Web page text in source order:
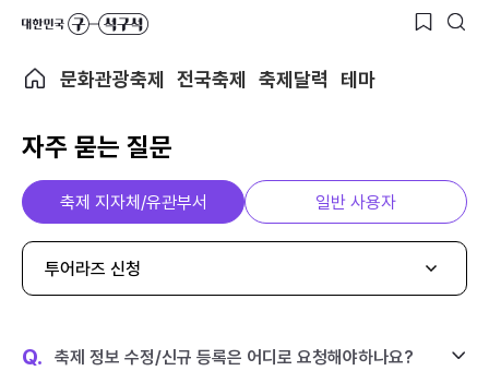
문화관광축제 전국축제 축제달력 테마
자주 묻는 질문
축제 지자체/유관부서 일반 사용자
투어라즈 신청
Q. 축제 정보 수정/신규 등록은 어디로 요청해야하나요?